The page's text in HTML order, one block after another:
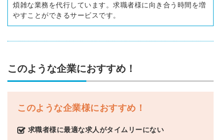
煩雑な業務を代行しています。求職者様に向き合う時間を増
やすことができるサービスです。
このような企業におすすめ！
このような企業様におすすめ！
求職者様に最適な求人がタイムリーにない
簡単10秒！無料会員登録